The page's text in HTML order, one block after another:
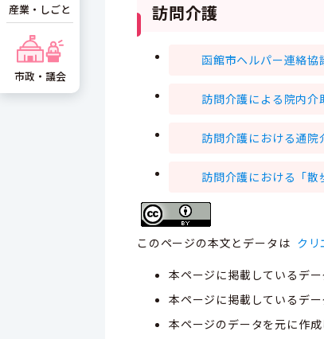
訪問介護
函館市ヘルパー連絡
訪問介護による院内
訪問介護における通
訪問介護における「
このページの本文とデータは クリ
本ページに掲載しているデ
本ページに掲載しているデ
本ページのデータを元に作
産業・しごと
市政・議会